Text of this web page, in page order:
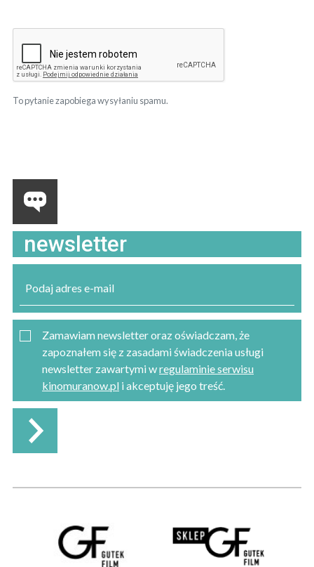
To pytanie zapobiega wysyłaniu spamu.
newsletter
Zamawiam newsletter oraz oświadczam, że
zapoznałem się z zasadami świadczenia usługi
newsletter zawartymi wregulaminie serwisu
kinomuranow.pl i akceptuję jego treść.